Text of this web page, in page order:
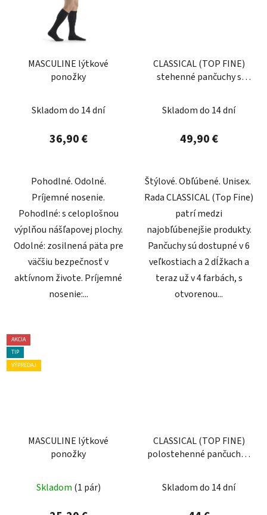
MASCULINE lýtkové
ponožky
Skladom do 14 dní
36,90 €
Pohodlné. Odolné.
Príjemné nosenie.
Pohodlné: s celoplošnou
výplňou nášľapovej plochy.
Odolné: zosilnená päta pre
väčšiu bezpečnosť v
aktívnom živote. Príjemné
nosenie:...
CLASSICAL (TOP FINE)
stehenné pančuchy s
Skladom do 14 dní
49,90 €
Štýlové. Obľúbené. Unisex.
Rada CLASSICAL (Top Fine)
patrí medzi
najobľúbenejšie produkty.
Pančuchy sú dostupné v 6
veľkostiach a 2 dĺžkach a
teraz už v 4 farbách, s
otvorenou...
AKCIA
TIP
VÝPREDAJ
MASCULINE lýtkové
ponožky
Skladom (1 pár)
CLASSICAL (TOP FINE)
polostehenné pančuchy s
Skladom do 14 dní